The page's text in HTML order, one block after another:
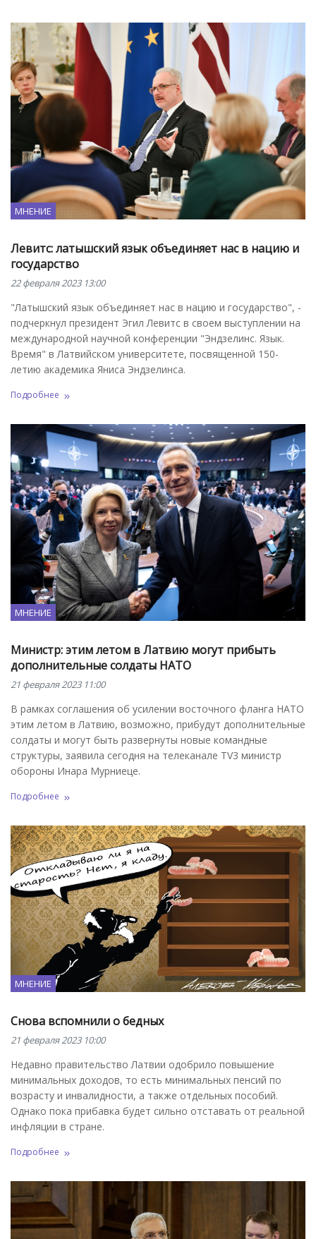
МНЕНИЕ
Левитс: латышский язык объединяет нас в нацию и
государство
22 февраля 2023 13:00
"Латышский язык объединяет нас в нацию и государство", -
подчеркнул президент Эгил Левитс в своем выступлении на
международной научной конференции "Эндзелинс. Язык.
Время" в Латвийском университете, посвященной 150-
летию академика Яниса Эндзелинса.
Подробнее
МНЕНИЕ
Министр: этим летом в Латвию могут прибыть
дополнительные солдаты НАТО
21 февраля 2023 11:00
В рамках соглашения об усилении восточного фланга НАТО
этим летом в Латвию, возможно, прибудут дополнительные
солдаты и могут быть развернуты новые командные
структуры, заявила сегодня на телеканале TV3 министр
обороны Инара Мурниеце.
Подробнее
МНЕНИЕ
Снова вспомнили о бедных
21 февраля 2023 10:00
Недавно правительство Латвии одобрило повышение
минимальных доходов, то есть минимальных пенсий по
возрасту и инвалидности, а также отдельных пособий.
Однако пока прибавка будет сильно отставать от реальной
инфляции в стране.
Подробнее